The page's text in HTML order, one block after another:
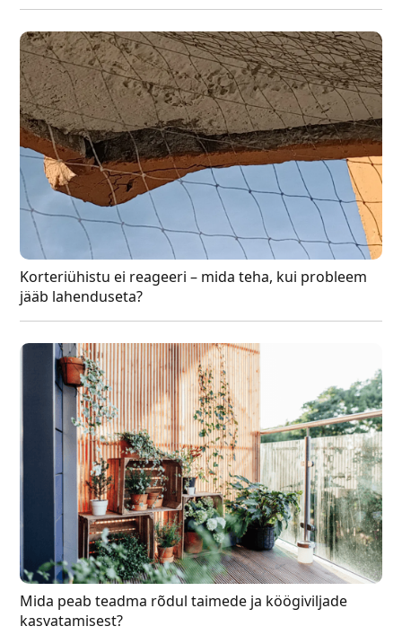
Korteriühistu ei reageeri – mida teha, kui probleem
jääb lahenduseta?
Mida peab teadma rõdul taimede ja köögiviljade
kasvatamisest?